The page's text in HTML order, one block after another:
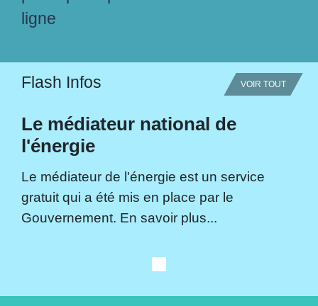
ligne
Flash Infos VOIR TOUT
Le médiateur national de
l'énergie
Le médiateur de l'énergie est un service
gratuit qui a été mis en place par le
Gouvernement. En savoir plus...